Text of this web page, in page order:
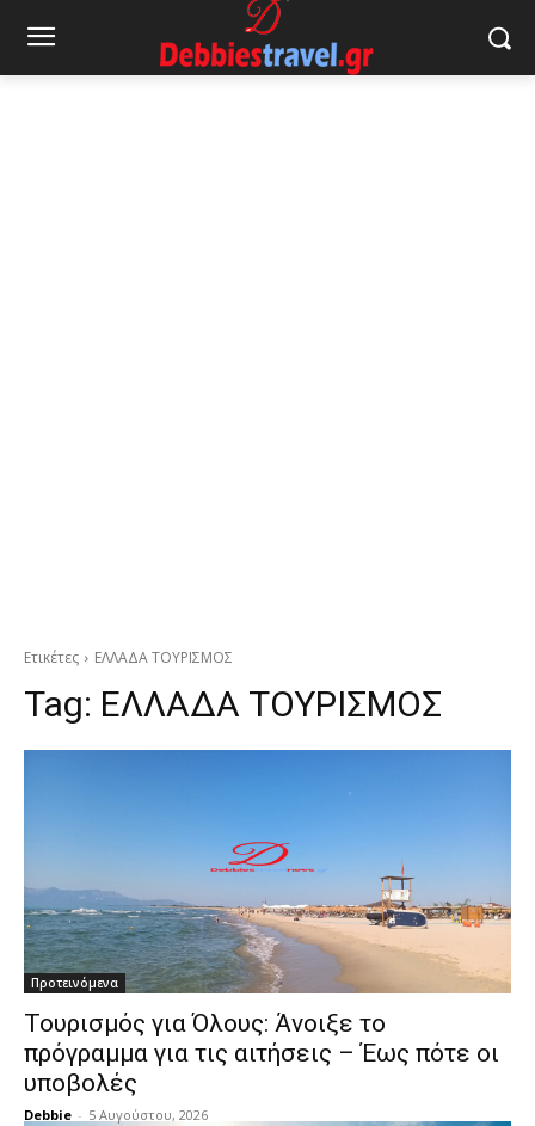
Ετικέτες ΕΛΛΑΔΑ ΤΟΥΡΙΣΜΟΣ
Tag: ΕΛΛΑΔΑ ΤΟΥΡΙΣΜΟΣ
Προτεινόμενα
Τουρισμός για Όλους: Άνοιξε το
πρόγραμμα για τις αιτήσεις – Έως πότε οι
υποβολές
Debbie - 5 Αυγούστου, 2026